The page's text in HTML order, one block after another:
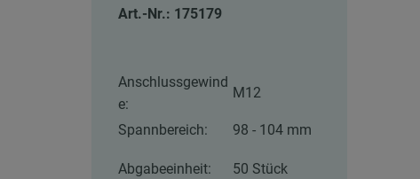
Art.-Nr.: 175179
Anschlussgewind
e:
M12
Spannbereich: 98 - 104 mm
Abgabeeinheit:
50 Stück